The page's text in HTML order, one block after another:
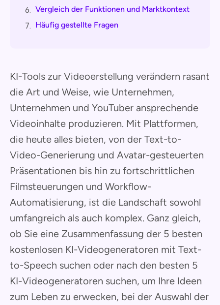
6. Vergleich der Funktionen und Marktkontext
7. Häufig gestellte Fragen
KI-Tools zur Videoerstellung verändern rasant
die Art und Weise, wie Unternehmen,
Unternehmen und YouTuber ansprechende
Videoinhalte produzieren. Mit Plattformen,
die heute alles bieten, von der Text-to-
Video-Generierung und Avatar-gesteuerten
Präsentationen bis hin zu fortschrittlichen
Filmsteuerungen und Workflow-
Automatisierung, ist die Landschaft sowohl
umfangreich als auch komplex. Ganz gleich,
ob Sie eine Zusammenfassung der 5 besten
kostenlosen KI-Videogeneratoren mit Text-
to-Speech suchen oder nach den besten 5
KI-Videogeneratoren suchen, um Ihre Ideen
zum Leben zu erwecken, bei der Auswahl der